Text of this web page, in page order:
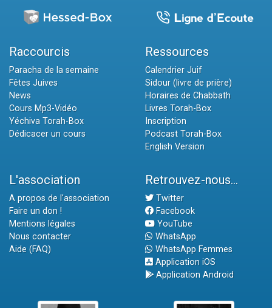
Raccourcis
Paracha de la semaine
Fêtes Juives
News
Cours Mp3-Vidéo
Yéchiva Torah-Box
Dédicacer un cours
Ressources
Calendrier Juif
Sidour (livre de prière)
Horaires de Chabbath
Livres Torah-Box
Inscription
Podcast Torah-Box
English Version
L'association
A propos de l'association
Faire un don !
Mentions légales
Nous contacter
Aide (FAQ)
Retrouvez-nous...
Twitter
Facebook
YouTube
WhatsApp
WhatsApp Femmes
Application iOS
Application Android